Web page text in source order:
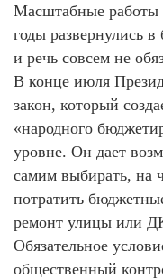
Масштабные работы
годы развернулись
и речь совсем не
В конце июля
закон, который
«народного
уровне. Он дает
самим выбирать, на
потратить
ремонт улицы или
Обязательное
общественный